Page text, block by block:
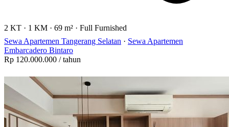
2 KT · 1 KM · 69 m² · Full Furnished
Sewa Apartemen Tangerang Selatan · Sewa Apartemen
Embarcadero Bintaro
Rp 120.000.000 / tahun